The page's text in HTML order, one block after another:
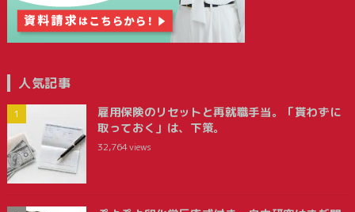
人気記事
雇用保険のリセットと再就職手当。「貰わずに
取っておく」は、下策。
32,764views